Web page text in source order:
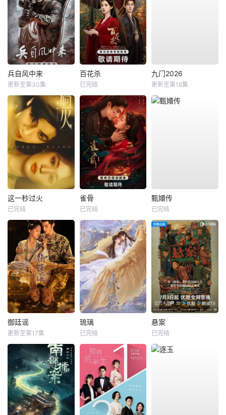
兵自风中来
更新至第30集
百花杀
已完结
九门2026
更新至第16集
这一秒过火
已完结
雀骨
已完结
甄嬛传
已完结
御廷谣
更新至第17集
琉璃
已完结
悬案
已完结